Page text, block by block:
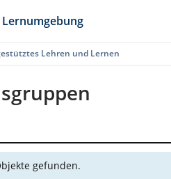
Lehren und Lernen
gefunden.